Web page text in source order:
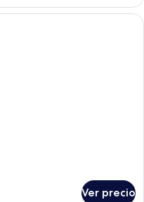
de hotel con cama, bata,
Ver precio